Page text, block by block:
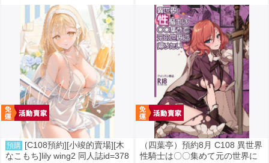
預購 [C108預約][小竣的賣場][木
なこもち]lily wing2 同人誌id=378
（四葉亭）預約8月 C108 異世界
性騎士は〇〇集めて元の世界に